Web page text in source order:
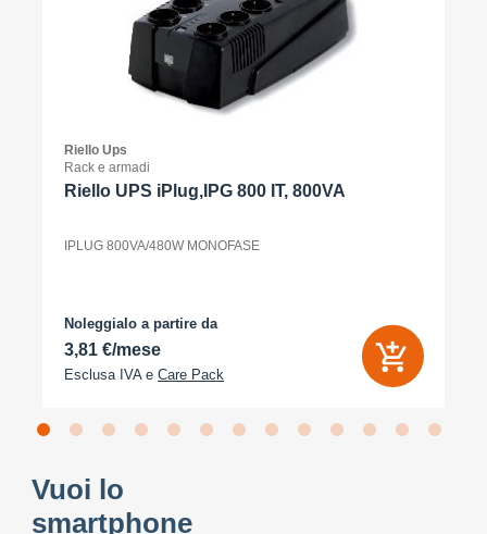
Riello Ups
Rack e armadi
Riello UPS iPlug,IPG 800 IT, 800VA
IPLUG 800VA/480W MONOFASE
Noleggialo a partire da
3,81 €/mese
Esclusa IVA e Care Pack
Vuoi lo
smartphone